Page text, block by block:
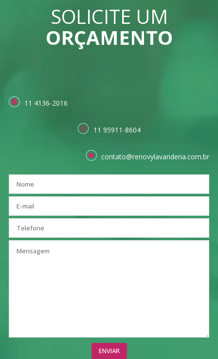
SOLICITE UM
ORÇAMENTO
11 4136-2016
11 95911-8604
contato@renovylavanderia.com.br